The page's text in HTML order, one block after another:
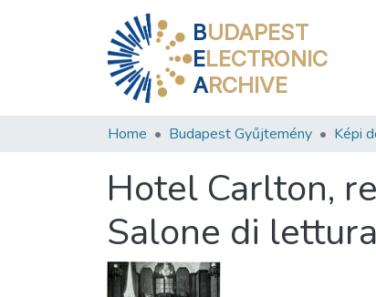
BUDAPEST
ELECTRONIC
ARCHIVE
Home Budapest Gyűjtemény Képi
Hotel Carlton,
Salone di